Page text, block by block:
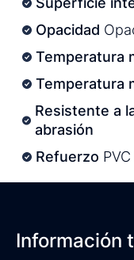
Opacidad
Temperatura
Temperatura
Resistente a
abrasión
Refuerzo
Información